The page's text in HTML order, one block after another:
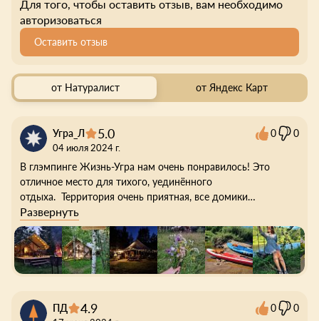
Для того, чтобы оставить отзыв, вам необходимо
авторизоваться
Оставить отзыв
от Натуралист от Яндекс Карт
Угра_Л 5.0
04 июля 2024 г.
0 0
В глэмпинге Жизнь-Угра нам очень понравилось! Это
отличное место для тихого, уединённого
отдыха. Территория очень приятная, все домики
расположены на отдалении друг от друга, есть ощущение
приватности.
Сами шатры комфортные: внутри полноценный туалет и
душ, оборудованная кухня с плитой, посудой и всем
каждого домика большая терраса со столом, креслами и
свой мангал. И в целом, много приятных мелочей:
Развернуть
ПД 4.9 0 0